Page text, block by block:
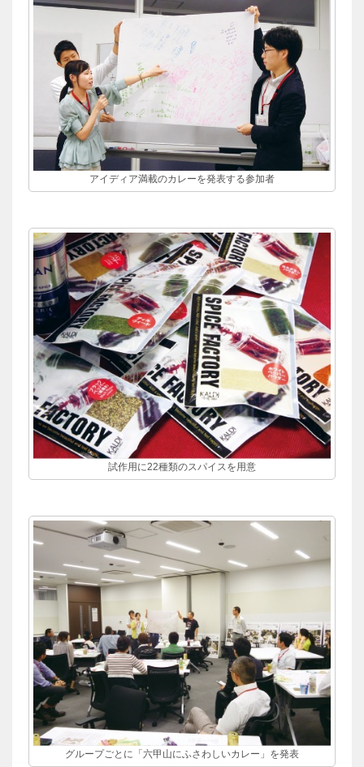
アイディア満載のカレーを発表する参加者
試作用に22種類のスパイスを用意
グループごとに「六甲山にふさわしいカレー」を発表